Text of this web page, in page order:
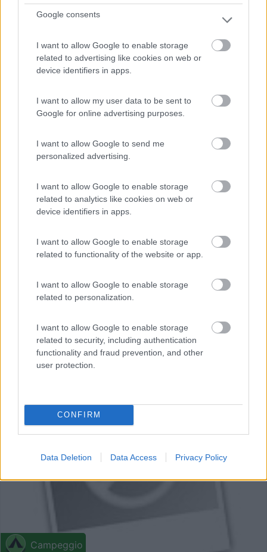
Google consents
I want to allow Google to enable storage
related to advertising like cookies on web or
device identifiers in apps.
I want to allow my user data to be sent to
Google for online advertising purposes.
I want to allow Google to send me
personalized advertising.
I want to allow Google to enable storage
related to analytics like cookies on web or
device identifiers in apps.
I want to allow Google to enable storage
related to functionality of the website or app.
I want to allow Google to enable storage
related to personalization.
I want to allow Google to enable storage
related to security, including authentication
functionality and fraud prevention, and other
user protection.
CONFIRM
Data Deletion Data Access Privacy Policy
Campeggio
Camping Mareneve
Milo (CT) - 11.4km
Campeggio